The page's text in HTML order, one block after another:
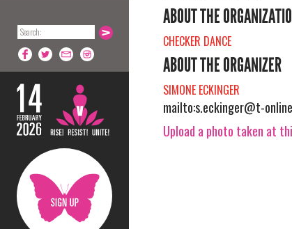
ABOUT THE
CHECKER DANCE
ABOUT THE ORGANIZER
SIMONE ECKINGER
mailto:s.eckinger@t-
Upload a photo taken at